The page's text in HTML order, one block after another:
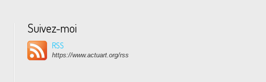
Suivez-moi
RSS
https://www.actuart.org/rss